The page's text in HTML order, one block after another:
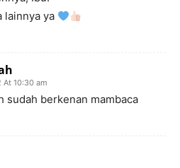
lainnya ya
10:30 am
sudah berkenan mambaca